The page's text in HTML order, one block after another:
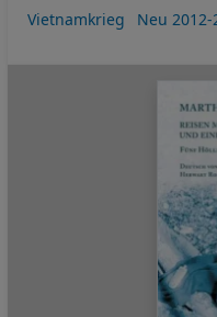
Vietnamkrieg
Neu 2012-